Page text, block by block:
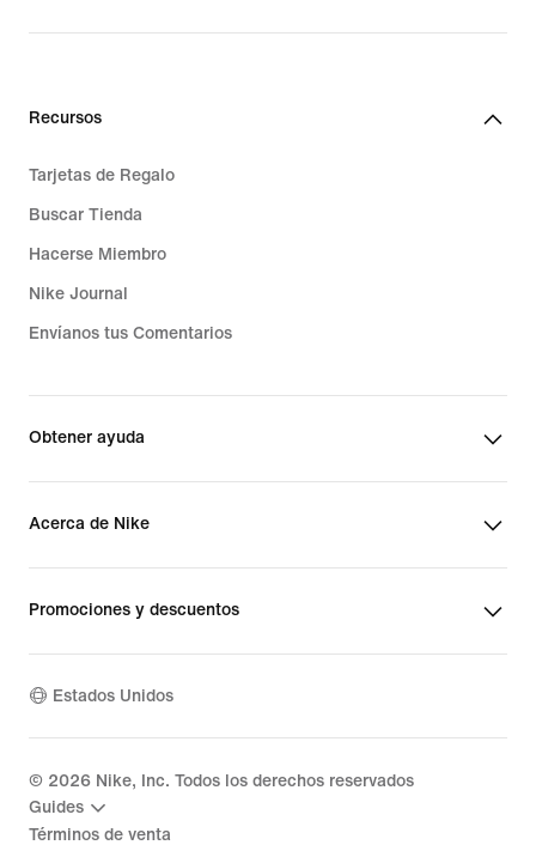
Recursos
Tarjetas de Regalo
Buscar Tienda
Hacerse Miembro
Nike Journal
Envíanos tus Comentarios
Obtener ayuda
Acerca de Nike
Promociones y descuentos
Estados Unidos
© 2026 Nike, Inc. Todos los derechos reservados
Guides
Términos de venta